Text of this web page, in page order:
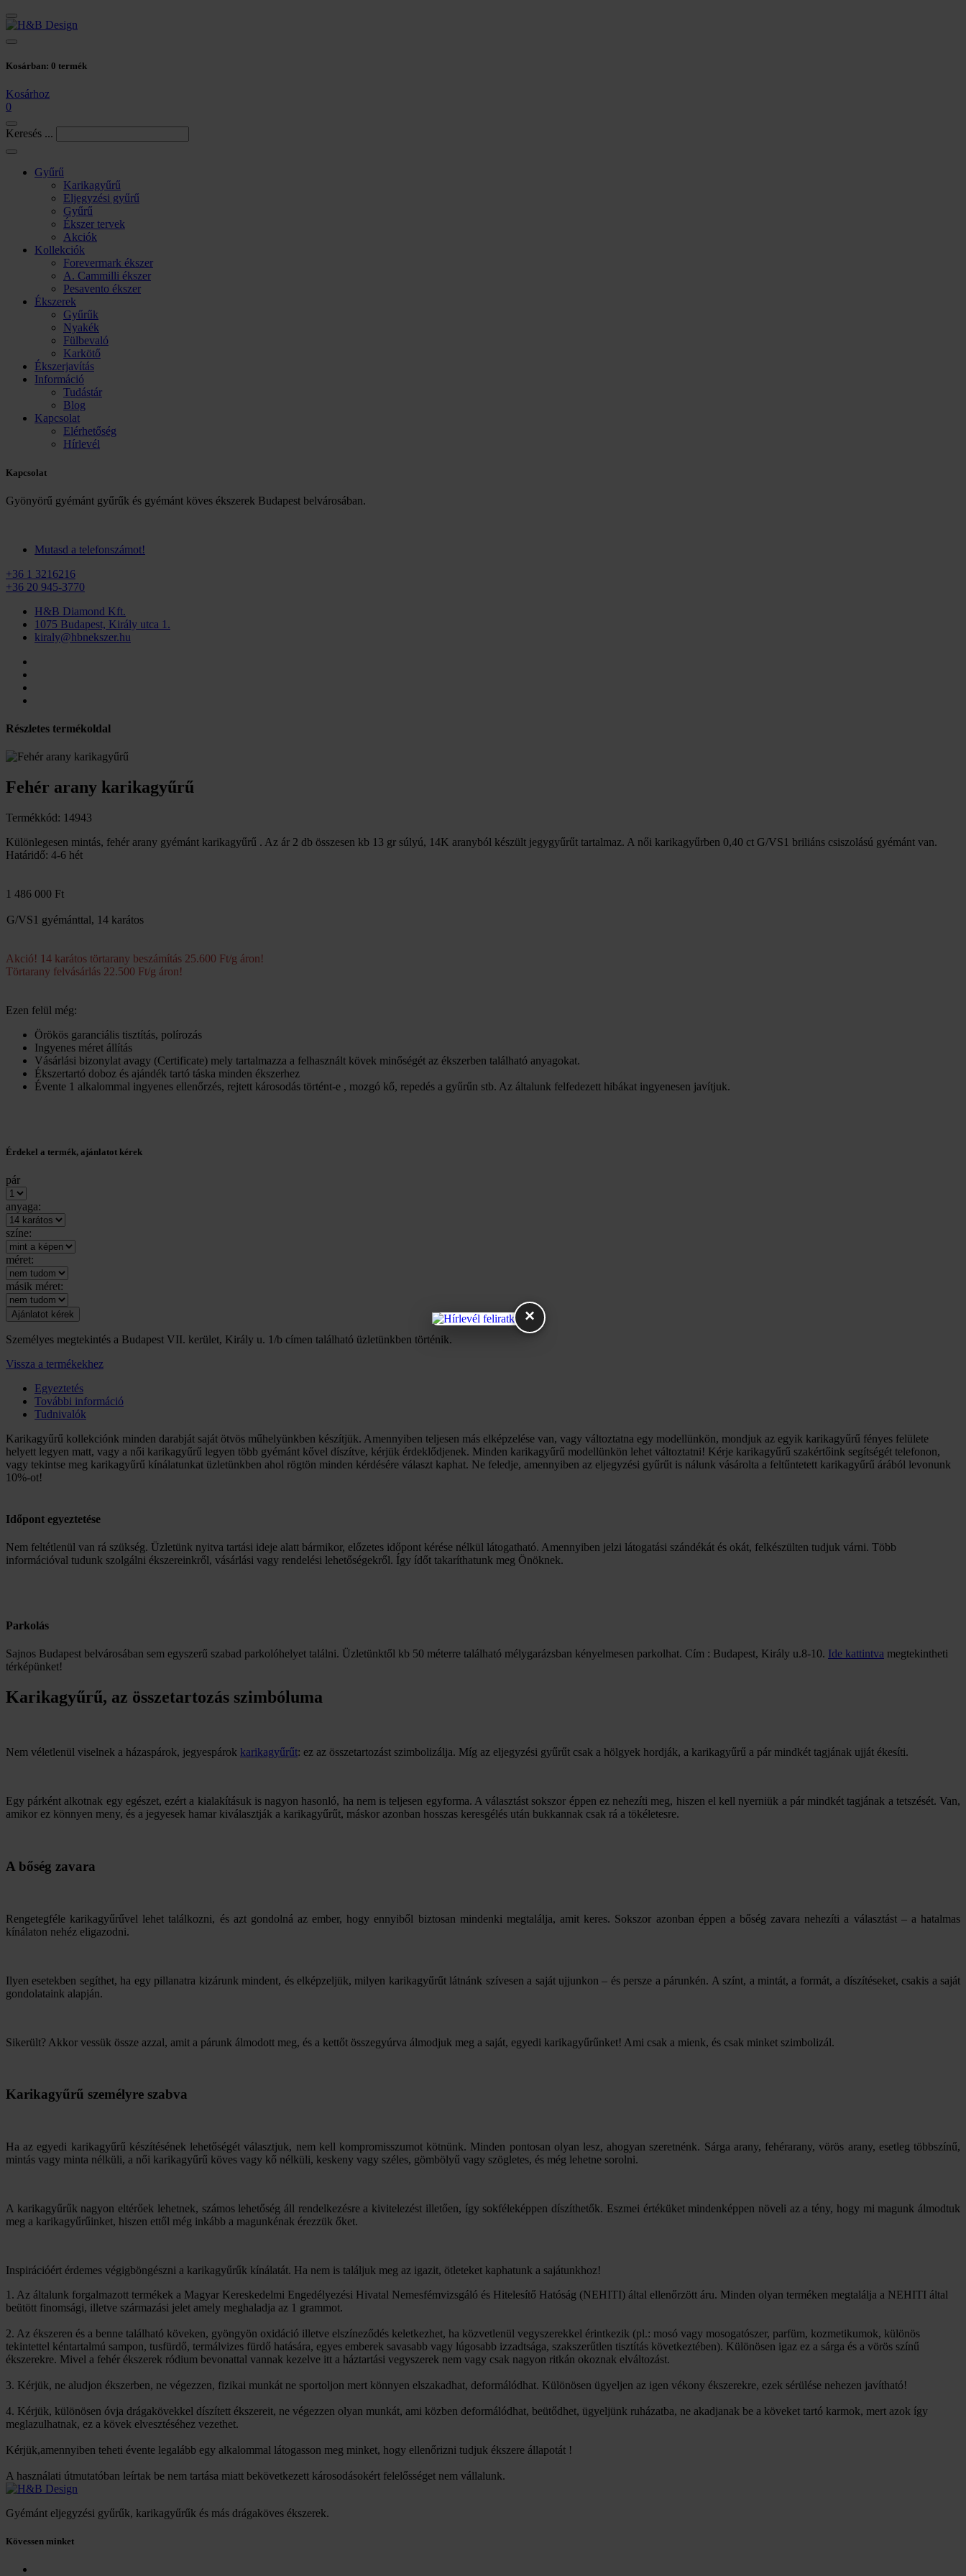
Kosárban: 0 termék
Kosárhoz
0
Keresés ...
Gyűrű
Karikagyűrű
Eljegyzési gyűrű
Gyűrű
Ékszer tervek
Akciók
Kollekciók
Forevermark ékszer
A. Cammilli ékszer
Pesavento ékszer
Ékszerek
Gyűrűk
Nyakék
Fülbevaló
Karkötő
Ékszerjavítás
Információ
Tudástár
Blog
Kapcsolat
Elérhetőség
Hírlevél
Kapcsolat
Gyönyörű gyémánt gyűrűk és gyémánt köves ékszerek Budapest belvárosában.
Mutasd a telefonszámot!
+36 1 3216216
+36 20 945-3770
H&B Diamond Kft.
1075 Budapest, Király utca 1.
kiraly@hbnekszer.hu
Részletes termékoldal
Fehér arany karikagyűrű
Termékkód: 14943
Különlegesen mintás, fehér arany gyémánt karikagyűrű . Az ár 2 db összesen kb 13 gr súlyú, 14K aranyból készült jegygyűrűt tartalmaz. A női karikagyűrben 0,40 ct G/VS1 briliáns csiszolású gyémánt van.
Határidő: 4-6 hét
1 486 000 Ft
G/VS1 gyémánttal, 14 karátos
Akció! 14 karátos törtarany beszámítás 25.600 Ft/g áron!
Törtarany felvásárlás 22.500 Ft/g áron!
Ezen felül még:
Örökös garanciális tisztítás, polírozás
Ingyenes méret állítás
Vásárlási bizonylat avagy (Certificate) mely tartalmazza a felhasznált kövek minőségét az ékszerben található anyagokat.
Ékszertartó doboz és ajándék tartó táska minden ékszerhez
Évente 1 alkalommal ingyenes ellenőrzés, rejtett károsodás történt-e , mozgó kő, repedés a gyűrűn stb. Az általunk felfedezett hibákat ingyenesen javítjuk.
Érdekel a termék, ajánlatot kérek
pár
anyaga:
színe:
méret:
másik méret:
Személyes megtekintés a Budapest VII. kerület, Király u. 1/b címen található üzletünkben történik.
Vissza a termékekhez
Egyeztetés
További információ
Tudnivalók
Karikagyűrű kollekciónk minden darabját saját ötvös műhelyünkben készítjük. Amennyiben teljesen más elképzelése van, vagy változtatna egy modellünkön, mondjuk az egyik karikagyűrű fényes felülete
helyett legyen matt, vagy a női karikagyűrű legyen több gyémánt kővel díszítve, kérjük érdeklődjenek. Minden karikagyűrű modellünkön lehet változtatni! Kérje karikagyűrű szakértőink segítségét telefonon,
vagy tekintse meg karikagyűrű kínálatunkat üzletünkben ahol rögtön minden kérdésére választ kaphat. Ne feledje, amennyiben az eljegyzési gyűrűt is nálunk vásárolta a feltűntetett karikagyűrű árából levonunk
10%-ot!
Időpont egyeztetése
Nem feltétlenül van rá szükség. Üzletünk nyitva tartási ideje alatt bármikor, előzetes időpont kérése nélkül látogatható. Amennyiben jelzi látogatási szándékát és okát, felkészülten tudjuk várni. Több
információval tudunk szolgálni ékszereinkről, vásárlási vagy rendelési lehetőségekről. Így ídőt takaríthatunk meg Önöknek.
Parkolás
Sajnos Budapest belvárosában sem egyszerű szabad parkolóhelyet találni. Üzletünktől kb 50 méterre található mélygarázsban kényelmesen parkolhat. Cím : Budapest, Király u.8-10. Ide kattintva megtekintheti
térképünket!
Karikagyűrű, az összetartozás szimbóluma
Nem véletlenül viselnek a házaspárok, jegyespárok karikagyűrűt: ez az összetartozást szimbolizálja. Míg az eljegyzési gyűrűt csak a hölgyek hordják, a karikagyűrű a pár mindkét tagjának ujját ékesíti.
Egy párként alkotnak egy egészet, ezért a kialakításuk is nagyon hasonló, ha nem is teljesen egyforma. A választást sokszor éppen ez nehezíti meg, hiszen el kell nyerniük a pár mindkét tagjának a tetszését. Van,
amikor ez könnyen meny, és a jegyesek hamar kiválasztják a karikagyűrűt, máskor azonban hosszas keresgélés után bukkannak csak rá a tökéletesre.
A bőség zavara
Rengetegféle karikagyűrűvel lehet találkozni, és azt gondolná az ember, hogy ennyiből biztosan mindenki megtalálja, amit keres. Sokszor azonban éppen a bőség zavara nehezíti a választást – a hatalmas
kínálaton nehéz eligazodni.
Ilyen esetekben segíthet, ha egy pillanatra kizárunk mindent, és elképzeljük, milyen karikagyűrűt látnánk szívesen a saját ujjunkon – és persze a párunkén. A színt, a mintát, a formát, a díszítéseket, csakis a saját
gondolataink alapján.
Sikerült? Akkor vessük össze azzal, amit a párunk álmodott meg, és a kettőt összegyúrva álmodjuk meg a saját, egyedi karikagyűrűnket! Ami csak a mienk, és csak minket szimbolizál.
Karikagyűrű személyre szabva
Ha az egyedi karikagyűrű készítésének lehetőségét választjuk, nem kell kompromisszumot kötnünk. Minden pontosan olyan lesz, ahogyan szeretnénk. Sárga arany, fehérarany, vörös arany, esetleg többszínű,
mintás vagy minta nélküli, a női karikagyűrű köves vagy kő nélküli, keskeny vagy széles, gömbölyű vagy szögletes, és még lehetne sorolni.
A karikagyűrűk nagyon eltérőek lehetnek, számos lehetőség áll rendelkezésre a kivitelezést illetően, így sokféleképpen díszíthetők. Eszmei értéküket mindenképpen növeli az a tény, hogy mi magunk álmodtuk
meg a karikagyűrűinket, hiszen ettől még inkább a magunkénak érezzük őket.
Inspirációért érdemes végigböngészni a karikagyűrűk kínálatát. Ha nem is találjuk meg az igazit, ötleteket kaphatunk a sajátunkhoz!
1. Az általunk forgalmazott termékek a Magyar Kereskedelmi Engedélyezési Hivatal Nemesfémvizsgáló és Hitelesítő Hatóság (NEHITI) által ellenőrzött áru. Minden olyan terméken megtalálja a NEHITI által
beütött finomsági, illetve származási jelet amely meghaladja az 1 grammot.
2. Az ékszeren és a benne található köveken, gyöngyön oxidáció illetve elszíneződés keletkezhet, ha közvetlenül vegyszerekkel érintkezik (pl.: mosó vagy mosogatószer, parfüm, kozmetikumok, különös
tekintettel kéntartalmú sampon, tusfürdő, termálvizes fürdő hatására, egyes emberek savasabb vagy lúgosabb izzadtsága, szakszerűtlen tisztítás következtében). Különösen igaz ez a sárga és a vörös színű
ékszerekre. Mivel a fehér ékszerek ródium bevonattal vannak kezelve itt a háztartási vegyszerek nem vagy csak nagyon ritkán okoznak elváltozást.
3. Kérjük, ne aludjon ékszerben, ne végezzen, fizikai munkát ne sportoljon mert könnyen elszakadhat, deformálódhat. Különösen ügyeljen az igen vékony ékszerekre, ezek sérülése nehezen javítható!
4. Kérjük, különösen óvja drágakövekkel díszített ékszereit, ne végezzen olyan munkát, ami közben deformálódhat, beütődhet, ügyeljünk ruházatba, ne akadjanak be a köveket tartó karmok, mert azok így
meglazulhatnak, ez a kövek elvesztéséhez vezethet.
Kérjük,amennyiben teheti évente legalább egy alkalommal látogasson meg minket, hogy ellenőrizni tudjuk ékszere állapotát !
A használati útmutatóban leírtak be nem tartása miatt bekövetkezett károsodásokért felelősséget nem vállalunk.
Gyémánt eljegyzési gyűrűk, karikagyűrűk és más drágaköves ékszerek.
Kövessen minket
×